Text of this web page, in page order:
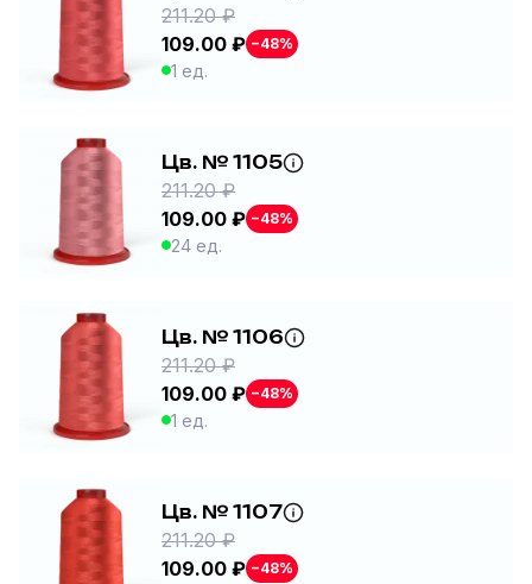
211.20 ₽
109.00 ₽ −48%
1 ед.
Цв. № 1105
211.20 ₽
109.00 ₽ −48%
24 ед.
Цв. № 1106
211.20 ₽
109.00 ₽ −48%
1 ед.
Цв. № 1107
211.20 ₽
109.00 ₽ −48%